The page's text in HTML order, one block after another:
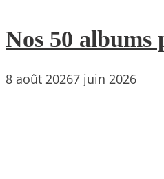
Nos 50 albums
8 août 20267 juin 2026